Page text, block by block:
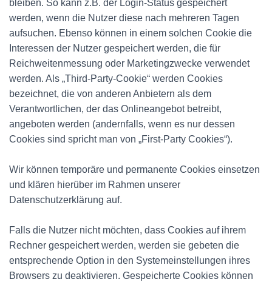
bleiben. So kann z.B. der Login-Status gespeichert
werden, wenn die Nutzer diese nach mehreren Tagen
aufsuchen. Ebenso können in einem solchen Cookie die
Interessen der Nutzer gespeichert werden, die für
Reichweitenmessung oder Marketingzwecke verwendet
werden. Als „Third-Party-Cookie“ werden Cookies
bezeichnet, die von anderen Anbietern als dem
Verantwortlichen, der das Onlineangebot betreibt,
angeboten werden (andernfalls, wenn es nur dessen
Cookies sind spricht man von „First-Party Cookies“).
Wir können temporäre und permanente Cookies einsetzen
und klären hierüber im Rahmen unserer
Datenschutzerklärung auf.
Falls die Nutzer nicht möchten, dass Cookies auf ihrem
Rechner gespeichert werden, werden sie gebeten die
entsprechende Option in den Systemeinstellungen ihres
Browsers zu deaktivieren. Gespeicherte Cookies können